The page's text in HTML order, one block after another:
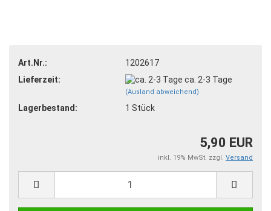
Art.Nr.:
1202617
Lieferzeit:
ca. 2-3 Tage
(Ausland abweichend)
Lagerbestand: 1 Stück
5,90 EUR
inkl. 19% MwSt. zzgl. Versand